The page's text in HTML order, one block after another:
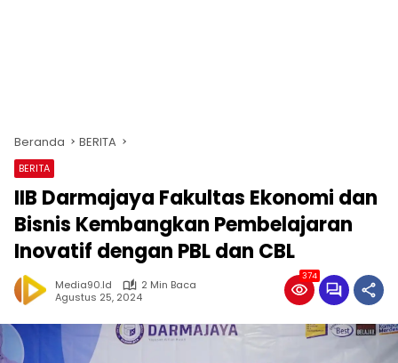
Beranda BERITA
BERITA
IIB Darmajaya Fakultas Ekonomi dan
Bisnis Kembangkan Pembelajaran
Inovatif dengan PBL dan CBL
Media90.id
2 Min Baca
Agustus 25, 2024
374